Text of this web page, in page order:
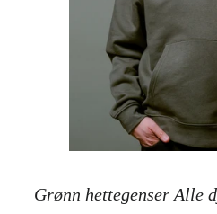
Grønn hettegenser Alle